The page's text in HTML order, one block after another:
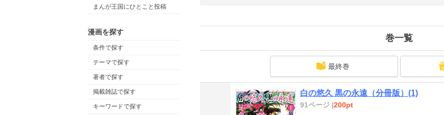
まんが王国にひとこと投稿
漫画を探す
条件で探す
テーマで探す
著者で探す
掲載雑誌で探す
キーワードで探す
巻一覧
最終巻
白の悠久 黒の永遠（分冊版）(1)
91ページ |200pt